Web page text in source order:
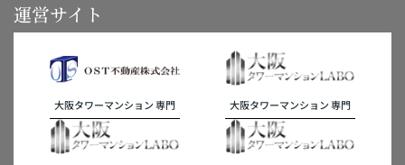
運営サイト
大阪タワーマンション 専門 大阪タワーマンション 専門